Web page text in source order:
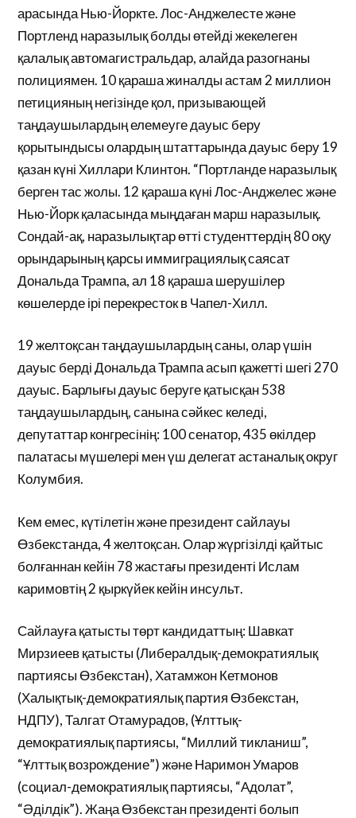
арасында Нью-Йоркте. Лос-Анджелесте және
Портленд наразылық болды өтейді жекелеген
қалалық автомагистральдар, алайда разогнаны
полициямен. 10 қараша жиналды астам 2 миллион
петицияның негізінде қол, призывающей
таңдаушылардың елемеуге дауыс беру
қорытындысы олардың штаттарында дауыс беру 19
қазан күні Хиллари Клинтон. “Портланде наразылық
берген тас жолы. 12 қараша күні Лос-Анджелес және
Нью-Йорк қаласында мыңдаған марш наразылық.
Сондай-ақ, наразылықтар өтті студенттердің 80 оқу
орындарының қарсы иммиграциялық саясат
Дональда Трампа, ал 18 қараша шерушілер
көшелерде ірі перекресток в Чапел-Хилл.
19 желтоқсан таңдаушылардың саны, олар үшін
дауыс берді Дональда Трампа асып қажетті шегі 270
дауыс. Барлығы дауыс беруге қатысқан 538
таңдаушылардың, санына сәйкес келеді,
депутаттар конгресінің: 100 сенатор, 435 өкілдер
палатасы мүшелері мен үш делегат астаналық округ
Колумбия.
Кем емес, күтілетін және президент сайлауы
Өзбекстанда, 4 желтоқсан. Олар жүргізілді қайтыс
болғаннан кейін 78 жастағы президенті Ислам
каримовтің 2 қыркүйек кейін инсульт.
Сайлауға қатысты төрт кандидаттың: Шавкат
Мирзиеев қатысты (Либералдық-демократиялық
партиясы Өзбекстан), Хатамжон Кетмонов
(Халықтық-демократиялық партия Өзбекстан,
НДПУ), Талгат Отамурадов, (Ұлттық-
демократиялық партиясы, “Миллий тикланиш”,
“Ұлттық возрождение”) және Наримон Умаров
(социал-демократиялық партиясы, “Адолат”,
“Әділдік”). Жаңа Өзбекстан президенті болып